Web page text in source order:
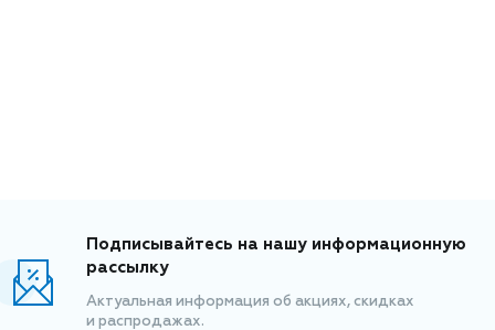
Подписывайтесь на нашу информационную
рассылку
Актуальная информация об акциях, скидках
и распродажах.